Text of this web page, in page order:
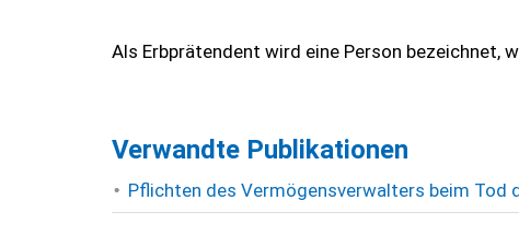
Als Erbprätendent wird eine Person bezeichnet,
Verwandte Publikationen
Pflichten des Vermögensverwalters beim Tod